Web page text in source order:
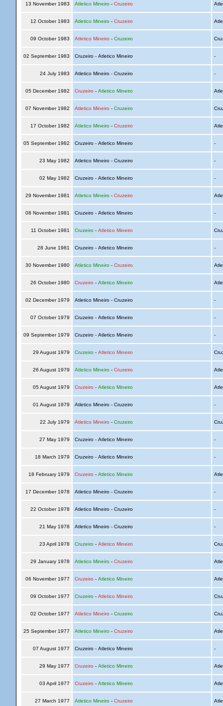
13 November 1983 Atletico Mineiro- Cruzeiro
12 October 1983 Atletico Mineiro- Cruzeiro
09 October 1983 Atletico Mineiro - Cruzeiro
02 September 1983 Cruzeiro - Atletico Mineiro -
24 July 1983 Atletico Mineiro - Cruzeiro -
05 December 1982 Cruzeiro - Atletico Mineiro
07 November 1982 Atletico Mineiro - Cruzeiro
17 October 1982 Atletico Mineiro- Cruzeiro
05 September 1982 Cruzeiro - Atletico Mineiro -
23 May 1982 Atletico Mineiro - Cruzeiro -
02 May 1982 Cruzeiro - Atletico Mineiro -
29 November 1981 Atletico Mineiro- Cruzeiro
08 November 1981 Cruzeiro - Atletico Mineiro -
11 October 1981 Cruzeiro- Atletico Mineiro
28 June 1981 Cruzeiro - Atletico Mineiro -
30 November 1980 Atletico Mineiro- Cruzeiro
26 October 1980 Cruzeiro - Atletico Mineiro
02 December 1979 Atletico Mineiro - Cruzeiro -
07 October 1979 Cruzeiro - Atletico Mineiro -
09 September 1979 Cruzeiro - Atletico Mineiro -
29 August 1979 Cruzeiro- Atletico Mineiro
26 August 1979 Atletico Mineiro- Cruzeiro
05 August 1979 Cruzeiro - Atletico Mineiro
01 August 1979 Atletico Mineiro - Cruzeiro -
22 July 1979 Atletico Mineiro - Cruzeiro
27 May 1979 Cruzeiro - Atletico Mineiro -
18 March 1979 Cruzeiro - Atletico Mineiro -
18 February 1979 Cruzeiro - Atletico Mineiro
17 December 1978 Atletico Mineiro - Cruzeiro -
22 October 1978 Atletico Mineiro - Cruzeiro -
21 May 1978 Atletico Mineiro - Cruzeiro -
23 April 1978 Cruzeiro- Atletico Mineiro
29 January 1978 Atletico Mineiro- Cruzeiro
06 November 1977 Cruzeiro - Atletico Mineiro
09 October 1977 Cruzeiro- Atletico Mineiro
02 October 1977 Atletico Mineiro - Cruzeiro
25 September 1977 Atletico Mineiro- Cruzeiro
07 August 1977 Cruzeiro - Atletico Mineiro -
29 May 1977 Cruzeiro - Atletico Mineiro
03 April 1977 Cruzeiro - Atletico Mineiro
27 March 1977 Atletico Mineiro- Cruzeiro